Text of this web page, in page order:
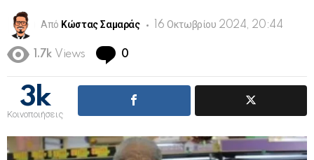
Από Κώστας Σαμαράς 16 Οκτωβρίου 2024, 20:44
1.7k Views 0
3k
Κοινοποιήσεις